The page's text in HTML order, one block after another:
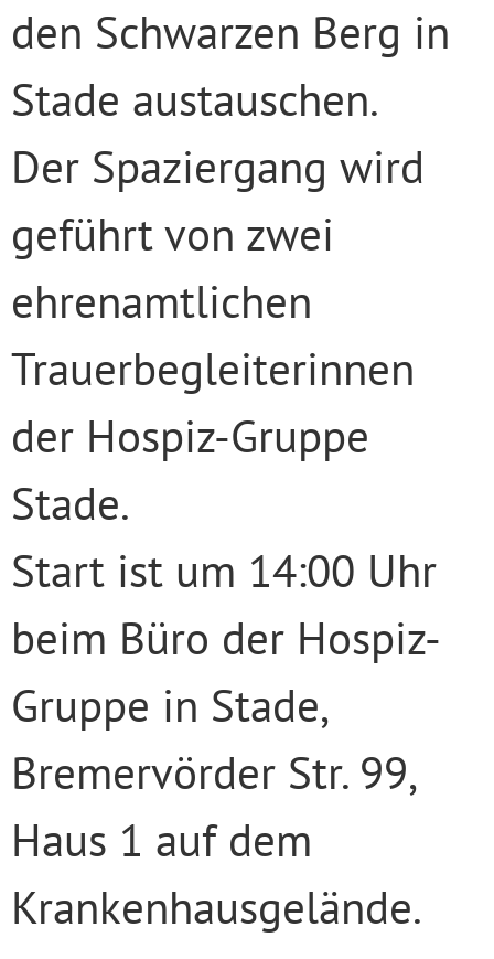
den Schwarzen Berg in
Stade austauschen.
Der Spaziergang wird
geführt von zwei
ehrenamtlichen
Trauerbegleiterinnen
der Hospiz-Gruppe
Stade.
Start ist um 14:00 Uhr
beim Büro der Hospiz-
Gruppe in Stade,
Bremervörder Str. 99,
Haus 1 auf dem
Krankenhausgelände.